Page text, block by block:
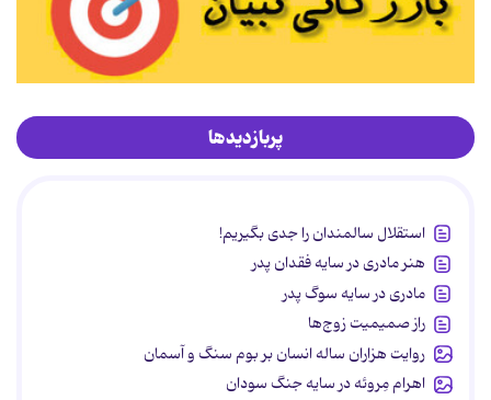
پربازدیدها
استقلال سالمندان را جدی بگیریم!
هنر مادری در سایه‌ فقدان پدر
مادری در سایه سوگ پدر
راز صمیمیت زوج‌ها
روایت هزاران ساله انسان بر بوم سنگ و آسمان
اهرام مِروئه در سایه جنگ سودان